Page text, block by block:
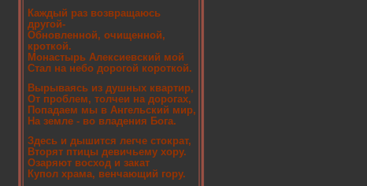
Каждый раз возвращаюсь
другой-
Обновленной, очищенной,
кроткой.
Монастырь Алексиевский мой
Стал на небо дорогой короткой.
Вырываясь из душных квартир,
От проблем, толчеи на дорогах,
Попадаем мы в Ангельский мир,
На земле - во владения Бога.
Здесь и дышится легче стократ,
Вторят птицы девичьему хору.
Озаряют восход и закат
Купол храма, венчающий гору.